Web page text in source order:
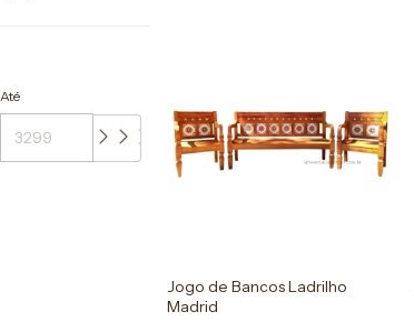
Até
Jogo de Bancos Ladrilho
Madrid